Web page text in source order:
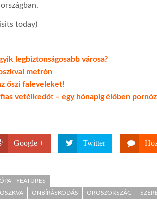
today)
legbiztonságosabb városa?
metrón
őszi faleveleket!
vetélkedőt – egy hónapig élőben
Google + Twitter
- FEATURES
ÖNBÍRÁSKODÁS OROSZORSZÁG